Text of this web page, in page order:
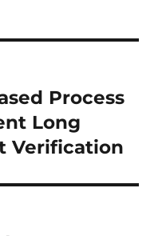
Process
Long
Verification